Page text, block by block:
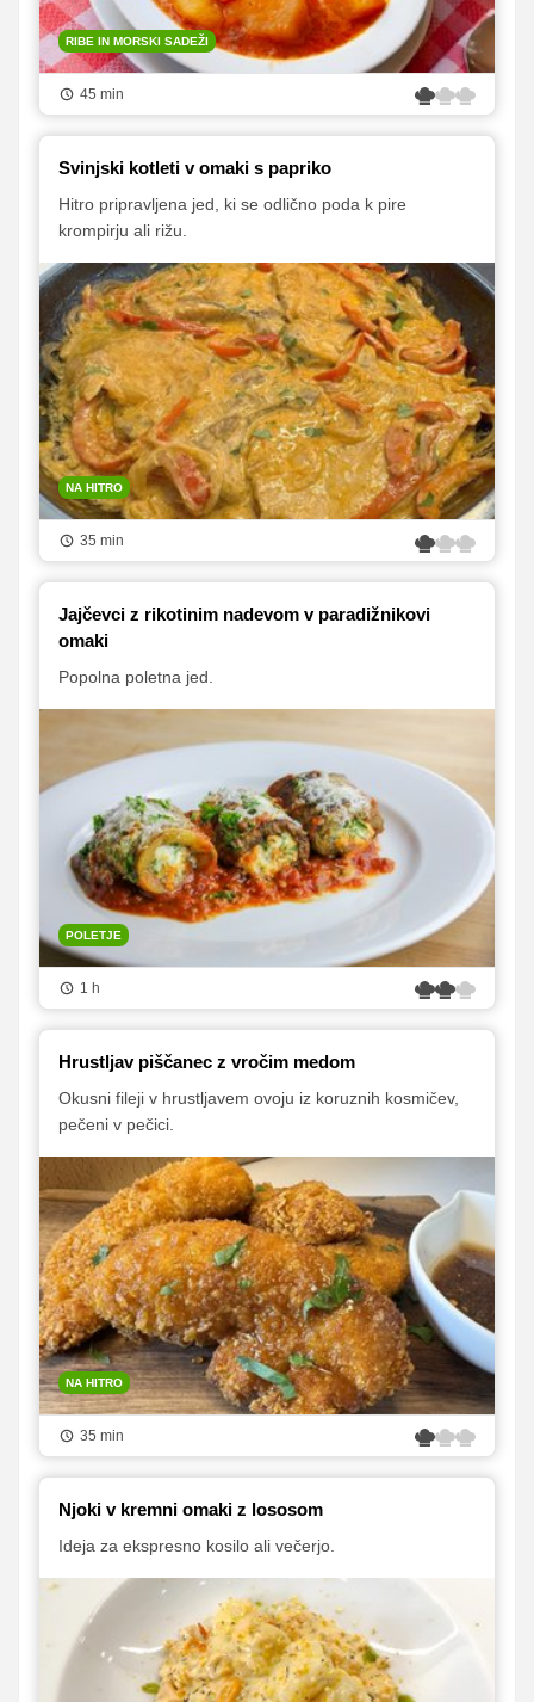
RIBE IN MORSKI SADEŽI
45 min
Svinjski kotleti v omaki s papriko
Hitro pripravljena jed, ki se odlično poda k pire
krompirju ali rižu.
NA HITRO
35 min
Jajčevci z rikotinim nadevom v paradižnikovi
omaki
Popolna poletna jed.
POLETJE
1 h
Hrustljav piščanec z vročim medom
Okusni fileji v hrustljavem ovoju iz koruznih kosmičev,
pečeni v pečici.
NA HITRO
35 min
Njoki v kremni omaki z lososom
Ideja za ekspresno kosilo ali večerjo.